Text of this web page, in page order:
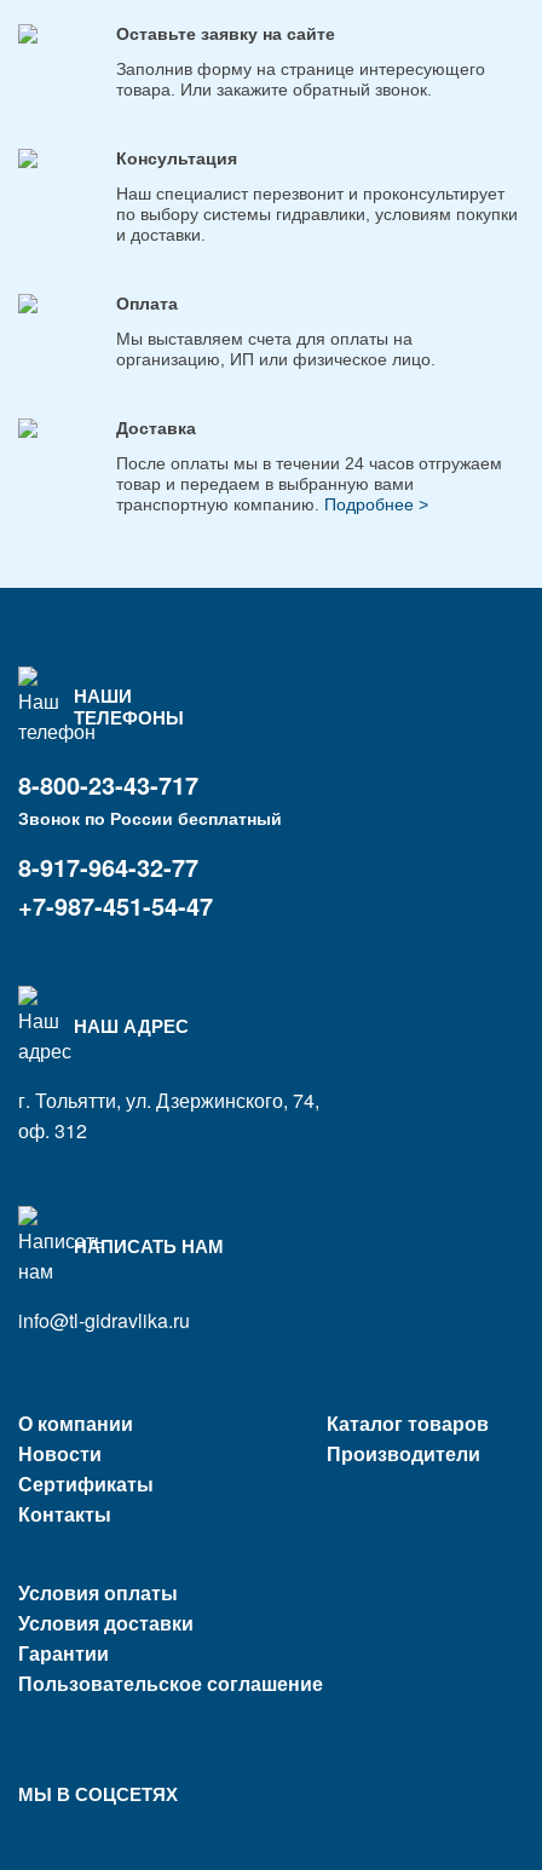
Оставьте заявку на сайте
Заполнив форму на странице интересующего
товара. Или закажите обратный звонок.
Консультация
Наш специалист перезвонит и проконсультирует
по выбору системы гидравлики, условиям покупки
и доставки.
Оплата
Мы выставляем счета для оплаты на
организацию, ИП или физическое лицо.
Доставка
После оплаты мы в течении 24 часов отгружаем
товар и передаем в выбранную вами
транспортную компанию. Подробнее >
НАШИ
ТЕЛЕФОНЫ
8-800-23-43-717
Звонок по России бесплатный
8-917-964-32-77
+7-987-451-54-47
НАШ АДРЕС
г. Тольятти, ул. Дзержинского, 74,
оф. 312
НАПИСАТЬ НАМ
info@tl-gidravlika.ru
О компании
Новости
Сертификаты
Контакты
Условия оплаты
Условия доставки
Гарантии
Пользовательское соглашение
Каталог товаров
Производители
МЫ В СОЦСЕТЯХ